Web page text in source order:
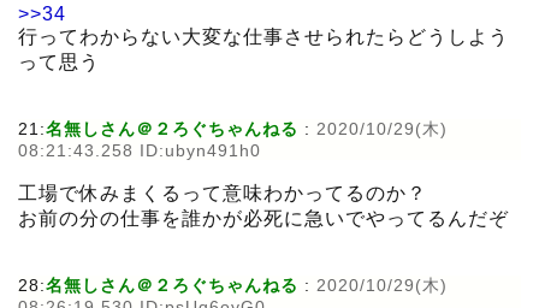
>>34
行ってわからない大変な仕事させられたらどうしよう
って思う
21:名無しさん＠２ろぐちゃんねる : 2020/10/29(木)
08:21:43.258 ID:ubyn491h0
工場で休みまくるって意味わかってるのか？
お前の分の仕事を誰かが必死に急いでやってるんだぞ
28:名無しさん＠２ろぐちゃんねる : 2020/10/29(木)